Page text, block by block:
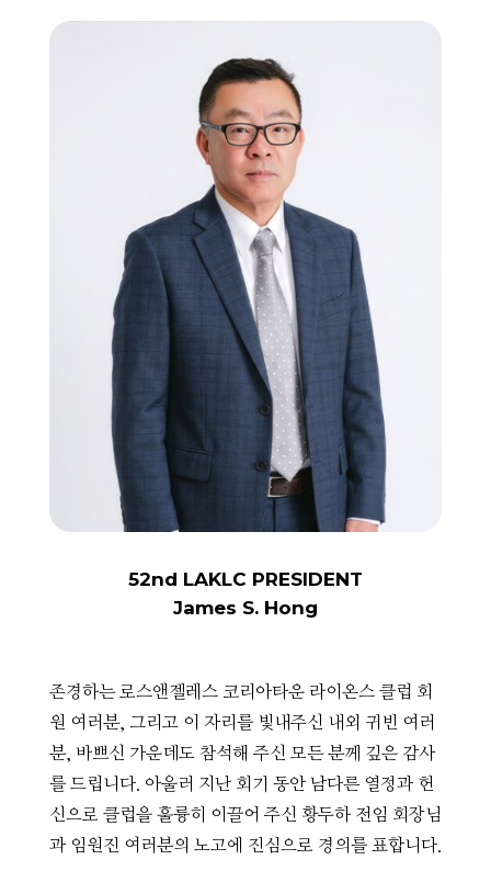
52nd LAKLC PRESIDENT
James S. Hong
존경하는 로스앤젤레스 코리아타운 라이온스 클럽 회
원 여러분, 그리고 이 자리를 빛내주신 내외 귀빈 여러
분, 바쁘신 가운데도 참석해 주신 모든 분께 깊은 감사
를 드립니다. 아울러 지난 회기 동안 남다른 열정과 헌
신으로 클럽을 훌륭히 이끌어 주신 황두하 전임 회장님
과 임원진 여러분의 노고에 진심으로 경의를 표합니다.